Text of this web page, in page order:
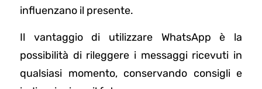
influenzano il presente.
Il vantaggio di utilizzare WhatsApp è la
possibilità di rileggere i messaggi ricevuti in
qualsiasi momento, conservando consigli e